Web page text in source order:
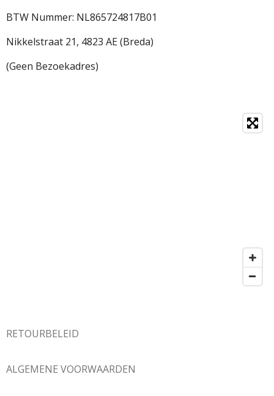
BTW Nummer: NL865724817B01
Nikkelstraat 21, 4823 AE (Breda)
(Geen Bezoekadres)
RETOURBELEID
ALGEMENE VOORWAARDEN